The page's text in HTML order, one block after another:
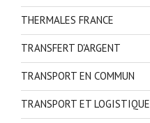
THERMALES FRANCE
TRANSFERT D'ARGENT
TRANSPORT EN COMMUN
TRANSPORT ET LOGISTIQUE